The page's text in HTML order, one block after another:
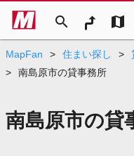
search map
MapFan > 住まい探し >
>
南島原市の貸事務所
南島原市の貸